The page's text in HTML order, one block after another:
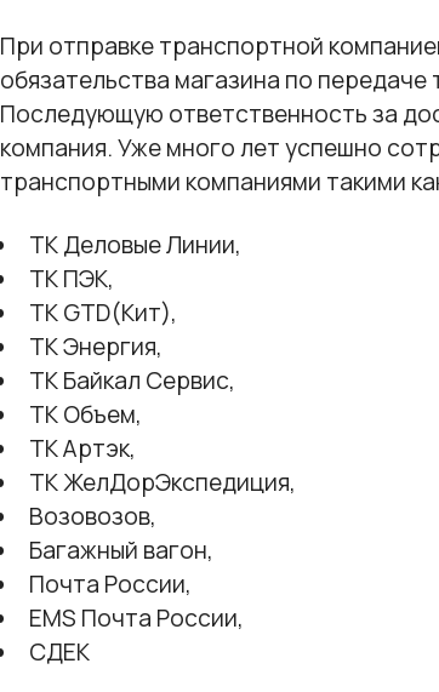
При отправке транспортной
обязательства магазина по
Последующую ответственность за
компания. Уже много лет успешно
транспортными компаниями такими
ТК Деловые Линии,
ТК ПЭК,
ТК GTD(Кит),
ТК Энергия,
ТК Байкал Сервис,
ТК Объем,
ТК Артэк,
ТК ЖелДорЭкспедиция,
Возовозов,
Багажный вагон,
Почта России,
EMS Почта России,
СДЕК